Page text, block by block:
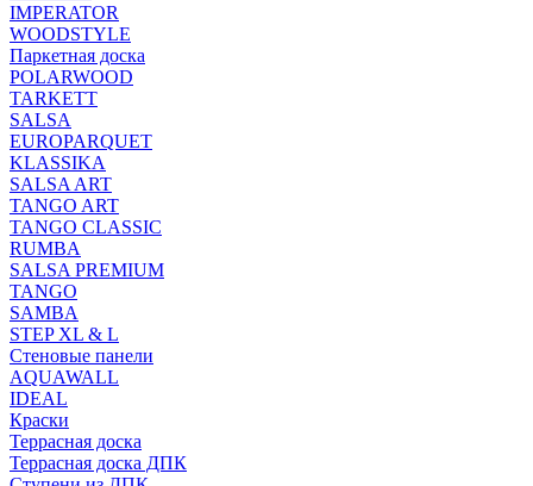
IMPERATOR
WOODSTYLE
Паркетная доска
POLARWOOD
TARKETT
SALSA
EUROPARQUET
KLASSIKA
SALSA ART
TANGO ART
TANGO CLASSIC
RUMBA
SALSA PREMIUM
TANGO
SAMBA
STEP XL & L
Стеновые панели
AQUAWALL
IDEAL
Краски
Террасная доска
Террасная доска ДПК